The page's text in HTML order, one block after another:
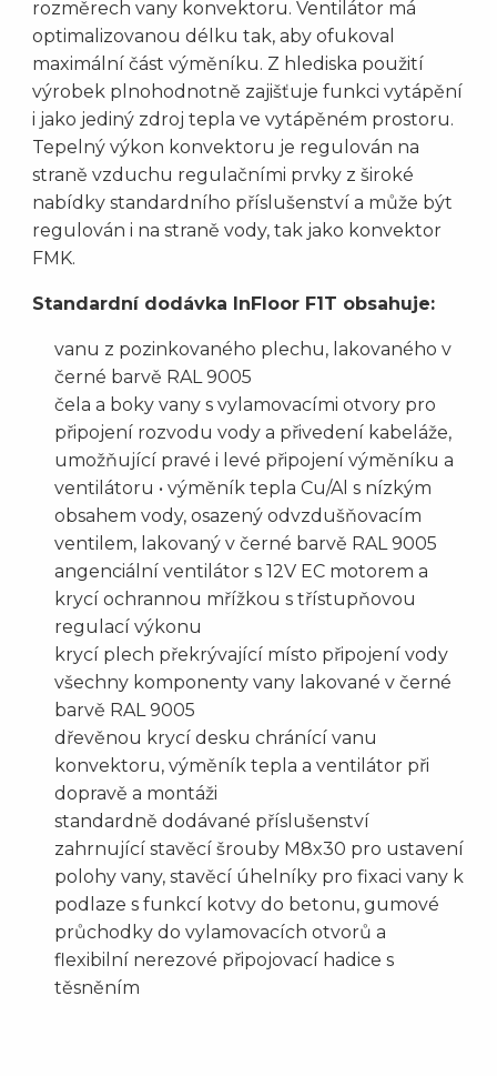
rozměrech vany konvektoru. Ventilátor má
optimalizovanou délku tak, aby ofukoval
maximální část výměníku. Z hlediska použití
výrobek plnohodnotně zajišťuje funkci vytápění
i jako jediný zdroj tepla ve vytápěném prostoru.
Tepelný výkon konvektoru je regulován na
straně vzduchu regulačními prvky z široké
nabídky standardního příslušenství a může být
regulován i na straně vody, tak jako konvektor
FMK.
Standardní dodávka InFloor F1T obsahuje:
vanu z pozinkovaného plechu, lakovaného v
černé barvě RAL 9005
čela a boky vany s vylamovacími otvory pro
připojení rozvodu vody a přivedení kabeláže,
umožňující pravé i levé připojení výměníku a
ventilátoru • výměník tepla Cu/Al s nízkým
obsahem vody, osazený odvzdušňovacím
ventilem, lakovaný v černé barvě RAL 9005
angenciální ventilátor s 12V EC motorem a
krycí ochrannou mřížkou s třístupňovou
regulací výkonu
krycí plech překrývající místo připojení vody
všechny komponenty vany lakované v černé
barvě RAL 9005
dřevěnou krycí desku chránící vanu
konvektoru, výměník tepla a ventilátor při
dopravě a montáži
standardně dodávané příslušenství
zahrnující stavěcí šrouby M8x30 pro ustavení
polohy vany, stavěcí úhelníky pro fixaci vany k
podlaze s funkcí kotvy do betonu, gumové
průchodky do vylamovacích otvorů a
flexibilní nerezové připojovací hadice s
těsněním